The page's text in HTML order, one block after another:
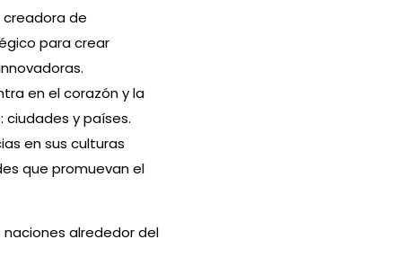
creadora de
para crear
en el corazón y la
y países.
en sus culturas
que promuevan el
alrededor del